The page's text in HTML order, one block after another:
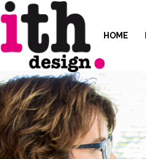
HOME